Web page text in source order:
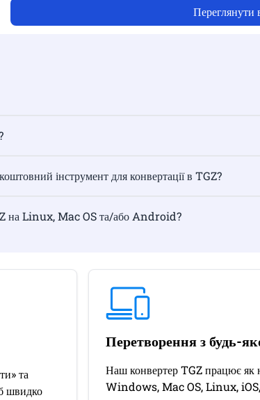
Переглянути
інструмент для конвертації в TGZ?
на Linux, Mac OS та/або Android?
та
швидко
Перетворення з будь-
Наш конвертер TGZ працює як
Windows, Mac OS, Linux,